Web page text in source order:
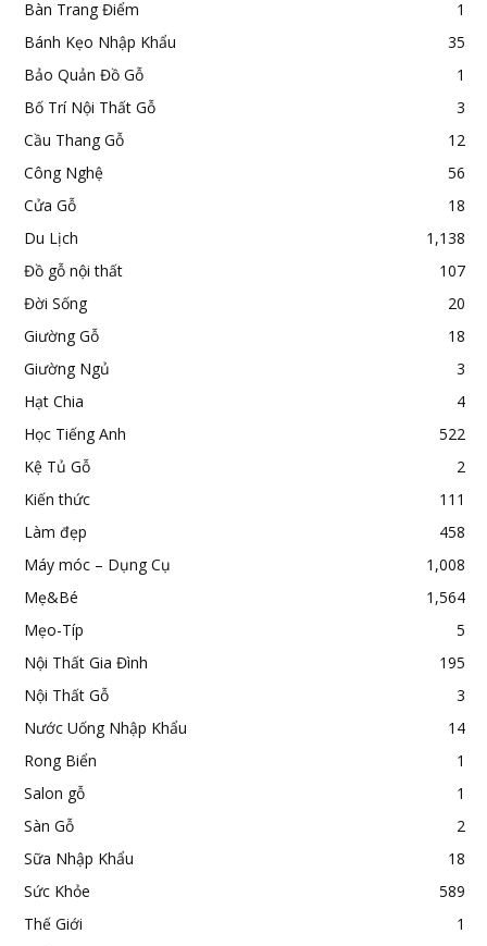
Bàn Trang Điểm
1
Bánh Kẹo Nhập Khẩu
35
Bảo Quản Đồ Gỗ
1
Bố Trí Nội Thất Gỗ
3
Cầu Thang Gỗ
12
Công Nghệ
56
Cửa Gỗ
18
Du Lịch
1,138
Đồ gỗ nội thất
107
Đời Sống
20
Giường Gỗ
18
Giường Ngủ
3
Hạt Chia
4
Học Tiếng Anh
522
Kệ Tủ Gỗ
2
Kiến thức
111
Làm đẹp
458
Máy móc – Dụng Cụ
1,008
Mẹ&Bé
1,564
Mẹo-Típ
5
Nội Thất Gia Đình
195
Nội Thất Gỗ
3
Nước Uống Nhập Khẩu
14
Rong Biển
1
Salon gỗ
1
Sàn Gỗ
2
Sữa Nhập Khẩu
18
Sức Khỏe
589
Thế Giới
1